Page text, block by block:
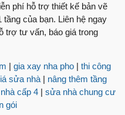
phí hỗ trợ thiết kế bản vẽ
của bạn. Liên hệ ngay
trợ tư vấn, báo giá trong
| gia xay nha pho | thi công
sửa nhà | nâng thêm tầng
cấp 4 | sửa nhà chung cư
gói